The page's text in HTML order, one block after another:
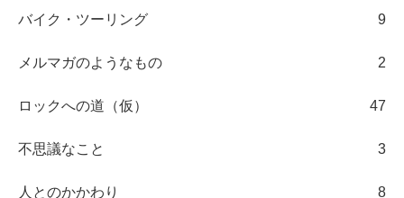
バイク・ツーリング 9
メルマガのようなもの 2
ロックへの道（仮） 47
不思議なこと 3
人とのかかわり 8